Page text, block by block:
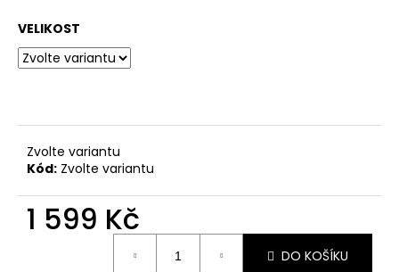
VELIKOST
Zvolte variantu
Kód: Zvolte variantu
1 599 Kč
DO KOŠÍKU
u
j
e
BÍLÁ
MIKINA
BÉŽOVÝM
POTISKEM
VEL.